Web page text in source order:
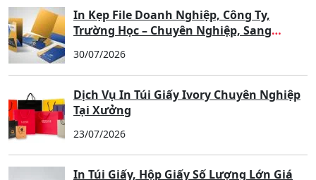
In Kẹp File Doanh Nghiệp, Công Ty,
Trường Học – Chuyên Nghiệp, Sang
30/07/2026
Dịch Vụ In Túi Giấy Ivory Chuyên Nghiệp
Tại Xưởng
23/07/2026
In Túi Giấy, Hộp Giấy Số Lượng Lớn Giá